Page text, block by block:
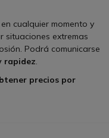
cualquier momento y
situaciones extremas
Podrá comunicarse
rapidez.
precios por